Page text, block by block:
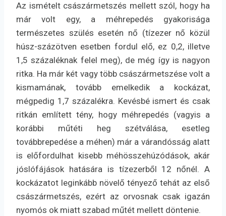
Az ismételt császármetszés mellett szól, hogy ha
már volt egy, a méhrepedés gyakorisága
természetes szülés esetén nő (tízezer nő közül
húsz-százötven esetben fordul elő, ez 0,2, illetve
1,5 százaléknak felel meg), de még így is nagyon
ritka. Ha már két vagy több császármetszése volt a
kismamának, tovább emelkedik a kockázat,
mégpedig 1,7 százalékra. Kevésbé ismert és csak
ritkán említett tény, hogy méhrepedés (vagyis a
korábbi műtéti heg szétválása, esetleg
továbbrepedése a méhen) már a várandósság alatt
is előfordulhat kisebb méhösszehúzódások, akár
jóslófájások hatására is tízezerből 12 nőnél. A
kockázatot leginkább növelő tényező tehát az első
császármetszés, ezért az orvosnak csak igazán
nyomós ok miatt szabad műtét mellett döntenie.